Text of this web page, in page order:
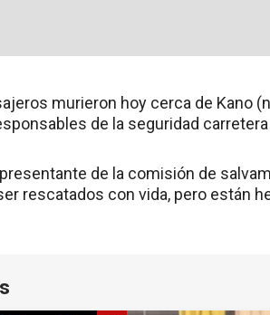
murieron hoy cerca de Kano
de la seguridad
de la comisión de
rescatados con vida, pero están